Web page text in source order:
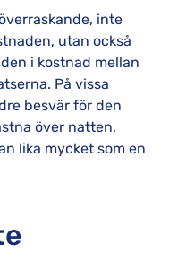
inte
utan också
i kostnad mellan
På vissa
besvär för den
över natten,
lika mycket som en